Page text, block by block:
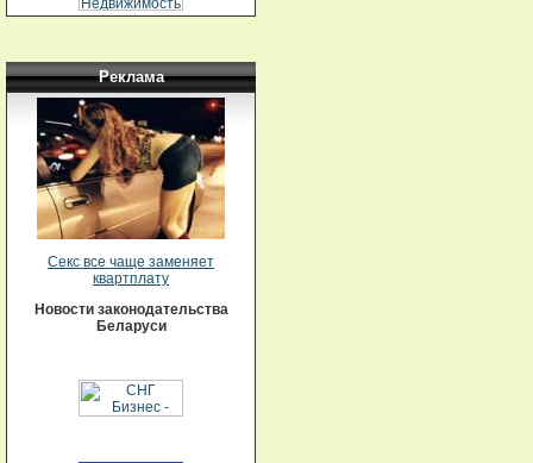
Реклама
Секс все чаще заменяет
квартплату
Новости законодательства
Беларуси